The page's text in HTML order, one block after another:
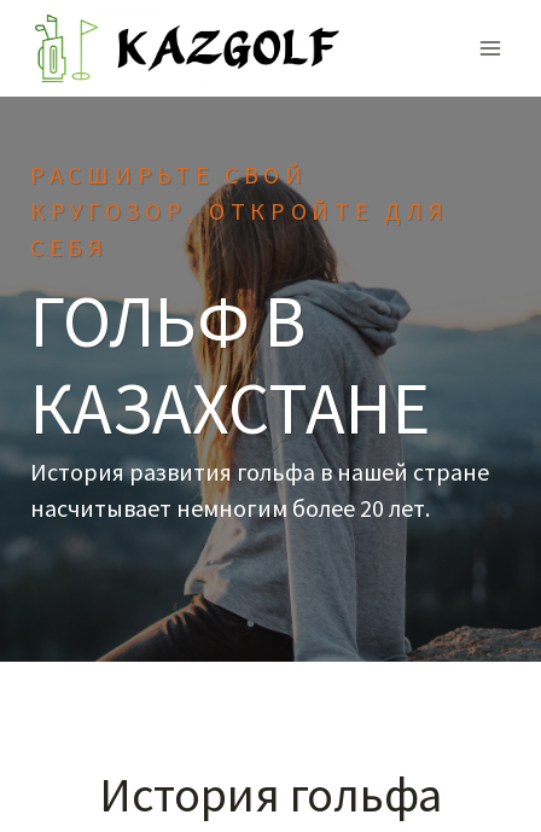
content
РАСШИРЬТЕ СВОЙ
КРУГОЗОР, ОТКРОЙТЕ ДЛЯ
СЕБЯ
ГОЛЬФ В
КАЗАХСТАНЕ
История развития гольфа в нашей стране
насчитывает немногим более 20 лет.
История гольфа